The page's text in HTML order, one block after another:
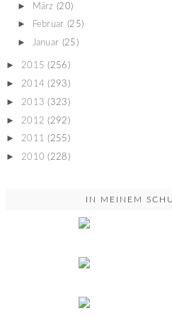
► März (20)
► Februar (25)
► Januar (25)
► 2015 (256)
► 2014 (293)
► 2013 (323)
► 2012 (292)
► 2011 (255)
► 2010 (228)
IN MEINEM